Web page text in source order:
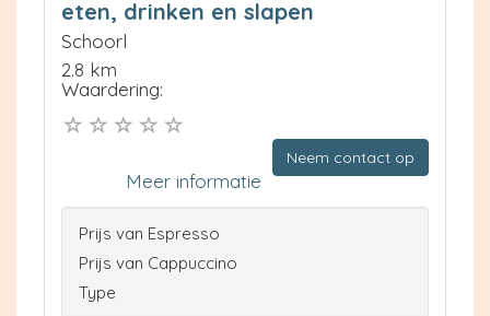
eten, drinken en slapen
Schoorl
2.8 km
Waardering:
Neem contact op
Meer informatie
Prijs van Espresso
Prijs van Cappuccino
Type